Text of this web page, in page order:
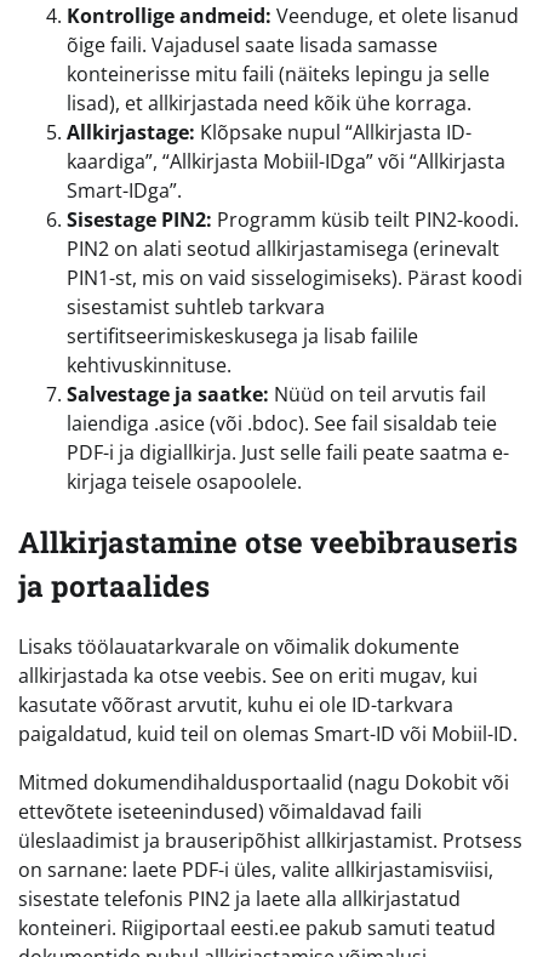
Kontrollige andmeid: Veenduge, et olete lisanud
õige faili. Vajadusel saate lisada samasse
konteinerisse mitu faili (näiteks lepingu ja selle
lisad), et allkirjastada need kõik ühe korraga.
Allkirjastage: Klõpsake nupul “Allkirjasta ID-
kaardiga”, “Allkirjasta Mobiil-IDga” või “Allkirjasta
Smart-IDga”.
Sisestage PIN2: Programm küsib teilt PIN2-koodi.
PIN2 on alati seotud allkirjastamisega (erinevalt
PIN1-st, mis on vaid sisselogimiseks). Pärast koodi
sisestamist suhtleb tarkvara
sertifitseerimiskeskusega ja lisab failile
kehtivuskinnituse.
Salvestage ja saatke: Nüüd on teil arvutis fail
laiendiga .asice (või .bdoc). See fail sisaldab teie
PDF-i ja digiallkirja. Just selle faili peate saatma e-
kirjaga teisele osapoolele.
Allkirjastamine otse veebibrauseris
ja portaalides
Lisaks töölauatarkvarale on võimalik dokumente
allkirjastada ka otse veebis. See on eriti mugav, kui
kasutate võõrast arvutit, kuhu ei ole ID-tarkvara
paigaldatud, kuid teil on olemas Smart-ID või Mobiil-ID.
Mitmed dokumendihaldusportaalid (nagu Dokobit või
ettevõtete iseteenindused) võimaldavad faili
üleslaadimist ja brauseripõhist allkirjastamist. Protsess
on sarnane: laete PDF-i üles, valite allkirjastamisviisi,
sisestate telefonis PIN2 ja laete alla allkirjastatud
konteineri. Riigiportaal eesti.ee pakub samuti teatud